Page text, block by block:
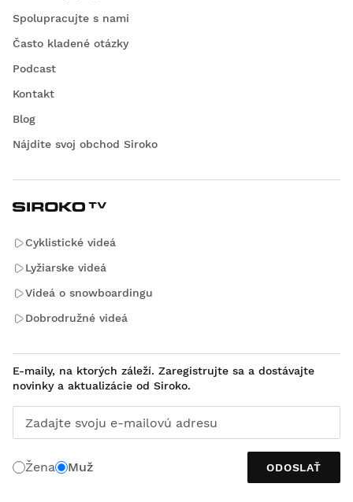
Spolupracujte s nami
Často kladené otázky
Podcast
Kontakt
Blog
Nájdite svoj obchod Siroko
Cyklistické videá
Lyžiarske videá
Videá o snowboardingu
Dobrodružné videá
E-maily, na ktorých záleží. Zaregistrujte sa a dostávajte
novinky a aktualizácie od Siroko.
Zadajte svoju e-mailovú adresu
Žena Muž ODOSLAŤ